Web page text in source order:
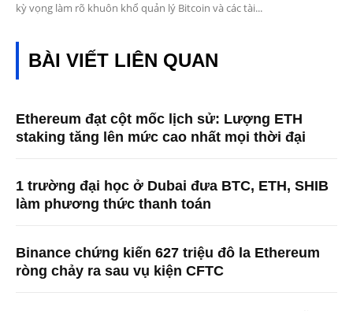
kỳ vọng làm rõ khuôn khổ quản lý Bitcoin và các tài...
BÀI VIẾT LIÊN QUAN
Ethereum đạt cột mốc lịch sử: Lượng ETH
staking tăng lên mức cao nhất mọi thời đại
1 trường đại học ở Dubai đưa BTC, ETH, SHIB
làm phương thức thanh toán
Binance chứng kiến ​​627 triệu đô la Ethereum
ròng chảy ra sau vụ kiện CFTC